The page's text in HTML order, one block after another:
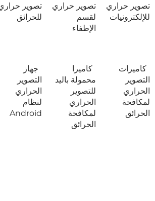
تصوير حراري
للإلكترونيات
تصوير حراري
لقسم
الإطفاء
تصوير حراري
للحرائق
كاميرات
التصوير
الحراري
لمكافحة
الحرائق
كاميرا
محمولة باليد
للتصوير
الحراري
لمكافحة
الحرائق
جهاز
التصوير
الحراري
لنظام
Android